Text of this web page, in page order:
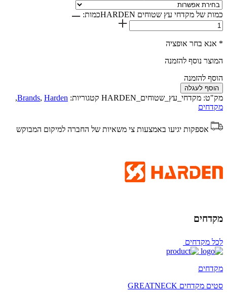
כמות של מקדחי עץ שטוחים HARDEN כמות:
* אנא בחר אופציה
המוצר נוסף להזמנה
הוסף להזמנה
הוסף לעגלה
מק"ט: מקדחי_עץ_שטוחים_HARDEN קטגוריות: Brands, Harden
,
מקדחים
אספקות יגיעו באמצעות צי משאיות של החברה למיקום המבוקש
מקדחים
לכל מקדחים
מקדחים
סטים מקדחים GREATNECK